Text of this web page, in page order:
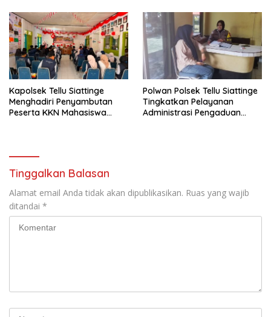
Kapolsek Tellu Siattinge
Menghadiri Penyambutan
Peserta KKN Mahasiswa
Polwan Polsek Tellu Siattinge
Tingkatkan Pelayanan
Administrasi Pengaduan
Tinggalkan Balasan
Alamat email Anda tidak akan dipublikasikan. Ruas yang wajib
ditandai *